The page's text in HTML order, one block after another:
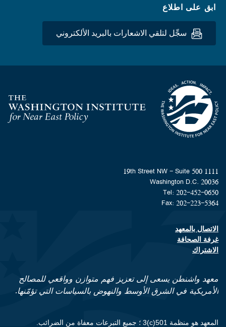
ابق على اطلاع
سجِّل لتلقي الاشعارات بالبريد الألكتروني
Homepage
1111 19th Street NW - Suite 500
Washington D.C. 20036
Tel: 202-452-0650
Fax: 202-223-5364
Footer contact links
الاتصال بالمعهد
غرفة الصحافة
الاشتراك
معهد واشنطن يسعى إلى تعزيز فهم متوازن وواقعي للمصالح
الأمريكية في الشرق الأوسط والنهوض بالسياسات التي تؤمّنها.
المعهد هو منظمة 501(c)3 ؛ جميع التبرعات معفاة من الضرائب.